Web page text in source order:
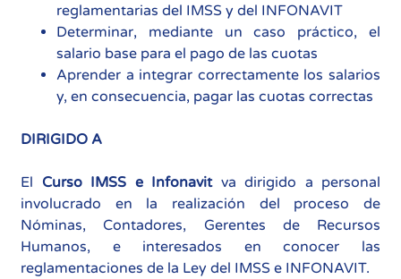
reglamentarias del IMSS y del INFONAVIT
Determinar, mediante un caso práctico, el
salario base para el pago de las cuotas
Aprender a integrar correctamente los salarios
y, en consecuencia, pagar las cuotas correctas
DIRIGIDO A
El Curso IMSS e Infonavitva dirigido a personal
involucrado en la realización del proceso de
Nóminas, Contadores, Gerentes de Recursos
Humanos, e interesados en conocer las
reglamentaciones de la Ley del IMSS e INFONAVIT.